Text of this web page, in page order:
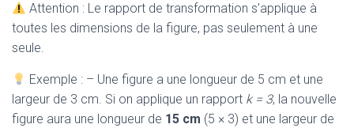
Attention : Le rapport de transformation s’applique à
toutes les dimensions de la figure, pas seulement à une
seule.
Exemple : – Une figure a une longueur de 5 cm et une
largeur de 3 cm. Si on applique un rapport k = 3, la nouvelle
figure aura une longueur de 15 cm (5 × 3) et une largeur de